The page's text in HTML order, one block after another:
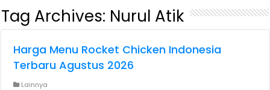
Tag Archives: Nurul Atik
Harga Menu Rocket Chicken Indonesia
Terbaru Agustus 2026
Lainnya